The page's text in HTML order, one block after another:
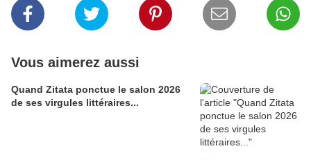
Vous aimerez aussi
Quand Zitata ponctue le salon 2026
de ses virgules littéraires...